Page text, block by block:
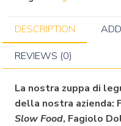
DESCRIPTION
REVIEWS (0)
La nostra zuppa di
della nostra azienda:
Slow Food, Fagiolo